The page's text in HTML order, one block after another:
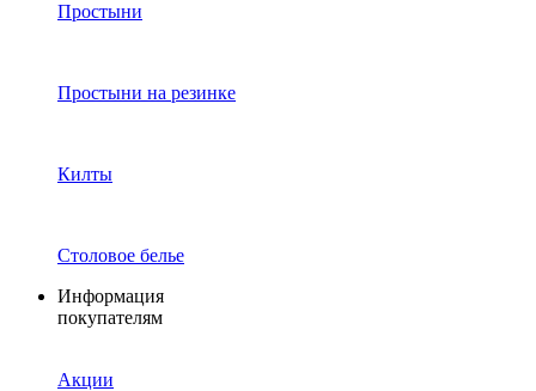
Простыни
Простыни на резинке
Килты
Столовое белье
Информация
покупателям
Акции